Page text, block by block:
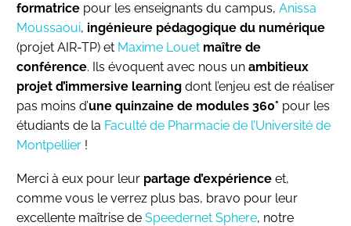
formatrice pour les enseignants du campus, Anissa
Moussaoui, ingénieure pédagogique du numérique
(projet AIR-TP) et Maxime Louet maître de
conférence. Ils évoquent avec nous un ambitieux
projet d’immersive learning dont l’enjeu est de réaliser
pas moins d’une quinzaine de modules 360° pour les
étudiants de la Faculté de Pharmacie de l’Université de
Montpellier !
Merci à eux pour leur partage d’expérience et,
comme vous le verrez plus bas, bravo pour leur
excellente maîtrise de Speedernet Sphere, notre